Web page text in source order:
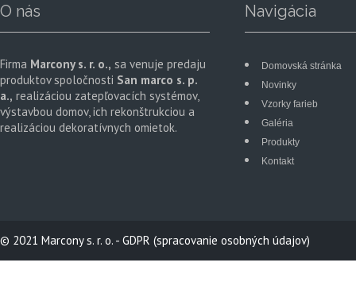
O nás
Firma Marcony s. r. o., sa venuje predaju
produktov spoločnosti San marco s. p.
a., realizáciou zatepľovacích systémov,
výstavbou domov, ich rekonštrukciou a
realizáciou dekoratívnych omietok.
Navigácia
Domovská stránka
Novinky
Vzorky farieb
Galéria
Produkty
Kontakt
© 2021 Marcony s. r. o. - GDPR (spracovanie osobných údajov)